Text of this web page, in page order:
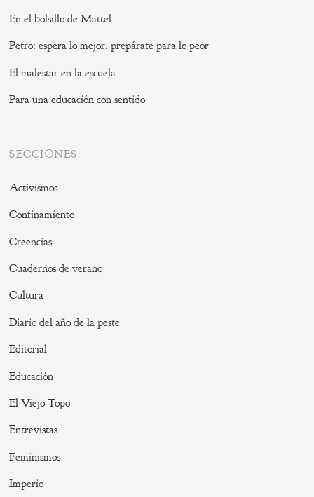
En el bolsillo de Mattel
Petro: espera lo mejor, prepárate para lo peor
El malestar en la escuela
Para una educación con sentido
SECCIONES
Activismos
Confinamiento
Creencias
Cuadernos de verano
Cultura
Diario del año de la peste
Editorial
Educación
El Viejo Topo
Entrevistas
Feminismos
Imperio